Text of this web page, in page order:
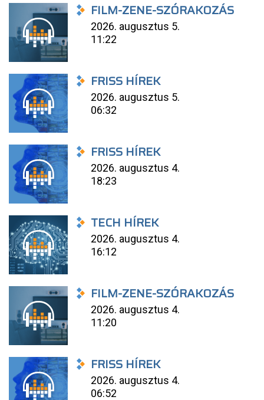
FILM-ZENE-SZÓRAKOZÁS
2026. augusztus 5.
11:22
FRISS HÍREK
2026. augusztus 5.
06:32
FRISS HÍREK
2026. augusztus 4.
18:23
TECH HÍREK
2026. augusztus 4.
16:12
FILM-ZENE-SZÓRAKOZÁS
2026. augusztus 4.
11:20
FRISS HÍREK
2026. augusztus 4.
06:52